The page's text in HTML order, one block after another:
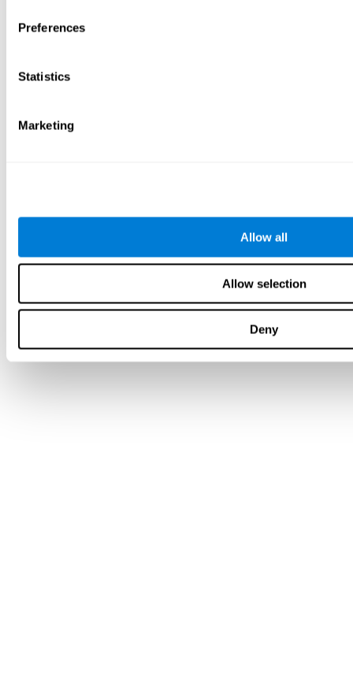
Preferences
Statistics
Marketing
Allow all
Allow selection
Deny